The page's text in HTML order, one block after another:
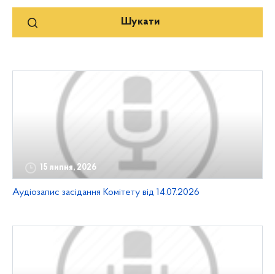
15 липня, 2026
Аудіозапис засідання Комітету від 14.07.2026